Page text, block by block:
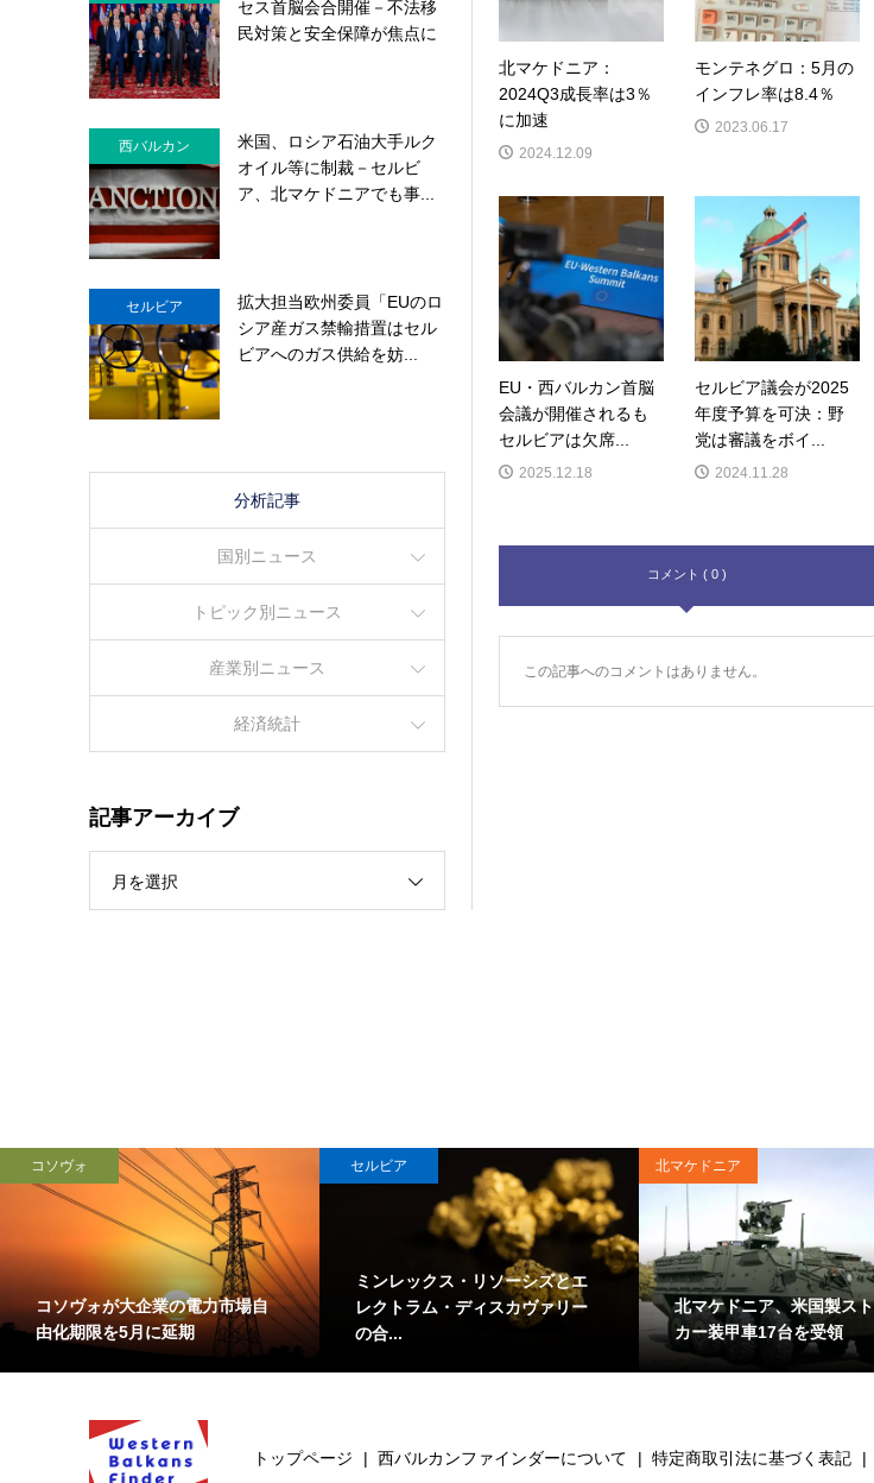
北マケドニア：
2024Q3成長率は3％
に加速
2024.12.09
モンテネグロ：5月の
インフレ率は8.4％
2023.06.17
EU・西バルカン首脳
会議が開催されるも
セルビアは欠席...
2025.12.18
セルビア議会が2025
年度予算を可決：野
党は審議をボイ...
2024.11.28
コメント ( 0 )
この記事へのコメントはありません。
セス首脳会合開催－不法移
民対策と安全保障が焦点に
西バルカン
米国、ロシア石油大手ルク
オイル等に制裁－セルビ
ア、北マケドニアでも事...
セルビア
拡大担当欧州委員「EUのロ
シア産ガス禁輸措置はセル
ビアへのガス供給を妨...
分析記事
国別ニュース
トピック別ニュース
産業別ニュース
経済統計
記事アーカイブ
月を選択
コソヴォ
コソヴォが大企業の電力市場自
由化期限を5月に延期
セルビア
ミンレックス・リソーシズとエ
レクトラム・ディスカヴァリー
の合...
北マケドニア
北マケドニア、米国製ス
カー装甲車17台を受領
トップページ 西バルカンファインダーについて 特定商取引法に基づく表記